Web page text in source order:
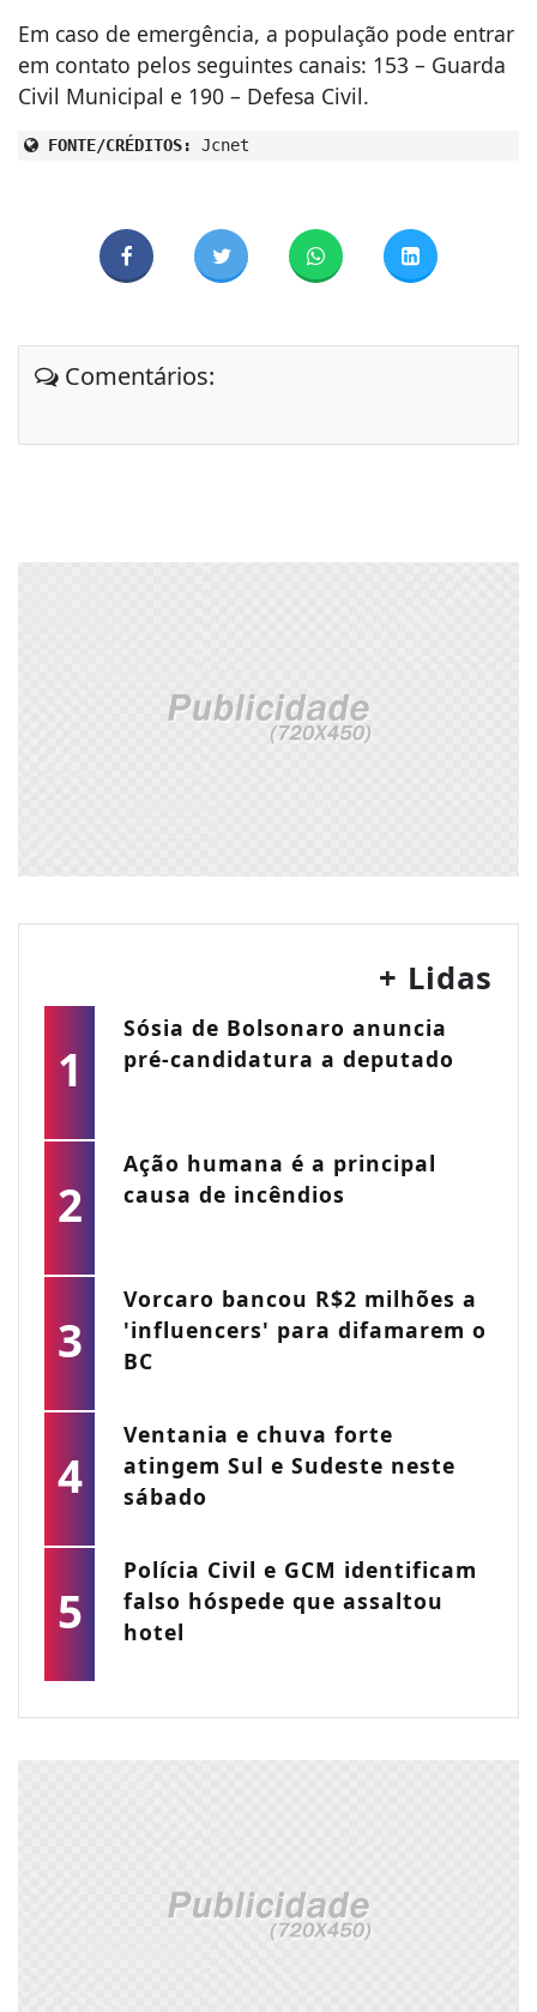
Em caso de emergência, a população pode entrar
em contato pelos seguintes canais: 153 – Guarda
Civil Municipal e 190 – Defesa Civil.
FONTE/CRÉDITOS: Jcnet
Comentários:
+ Lidas
1
Sósia de Bolsonaro anuncia
pré-candidatura a deputado
2
Ação humana é a principal
causa de incêndios
3
Vorcaro bancou R$2 milhões a
'influencers' para difamarem o
BC
4
Ventania e chuva forte
atingem Sul e Sudeste neste
sábado
5
Polícia Civil e GCM identificam
falso hóspede que assaltou
hotel